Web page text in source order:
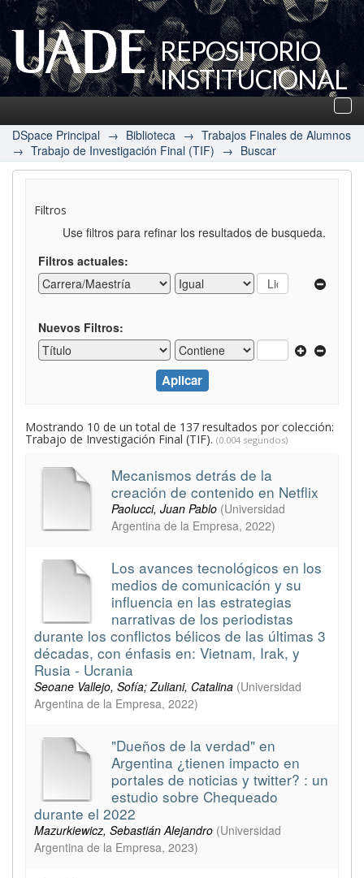
REPOSITORIO
INSTITUCIONAL
UADE
DSpace Principal → Biblioteca → Trabajos Finales de Alumnos
→ Trabajo de Investigación Final (TIF) → Buscar
Filtros
Use filtros para refinar los resultados de busqueda.
Filtros actuales:
Nuevos Filtros:
Mostrando 10 de un total de 137 resultados por colección:
Trabajo de Investigación Final (TIF). (0.004 segundos)
Mecanismos detrás de la
creación de contenido en Netflix
Paolucci, Juan Pablo (Universidad
Argentina de la Empresa, 2022)
Los avances tecnológicos en los
medios de comunicación y su
influencia en las estrategias
narrativas de los periodistas
durante los conflictos bélicos de las últimas 3
décadas, con énfasis en: Vietnam, Irak, y
Rusia - Ucrania
Seoane Vallejo, Sofía; Zuliani, Catalina (Universidad
Argentina de la Empresa, 2022)
"Dueños de la verdad" en
Argentina ¿tienen impacto en
portales de noticias y twitter? : un
estudio sobre Chequeado
durante el 2022
Mazurkiewicz, Sebastián Alejandro (Universidad
Argentina de la Empresa, 2023)